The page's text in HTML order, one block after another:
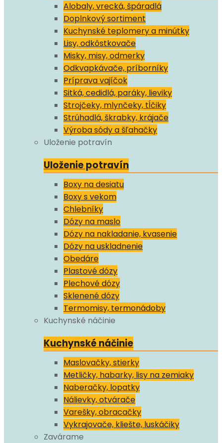
Alobaly, vrecká, špáradlá
Doplnkový sortiment
Kuchynské teplomery a minútky
Lisy, odkôstkovače
Misky, misy, odmerky
Odkvapkávače, príborníky
Príprava vajíčok
Sitká, cedidlá, paráky, lieviky
Strojčeky, mlynčeky, tĺčiky
Strúhadlá, škrabky, krájače
Výroba sódy a šľahačky
Uloženie potravín
Uloženie potravín
Boxy na desiatu
Boxy s vekom
Chlebníky
Dózy na maslo
Dózy na nakladanie, kvasenie
Dózy na uskladnenie
Obedáre
Plastové dózy
Plechové dózy
Sklenené dózy
Termomisy, termonádoby
Kuchynské náčinie
Kuchynské náčinie
Maslovačky, stierky
Metličky, habarky, lisy na zemiaky
Naberačky, lopatky
Nálievky, otvárače
Varešky, obracačky
Vykrajovače, kliešte, luskáčiky
Zavárame